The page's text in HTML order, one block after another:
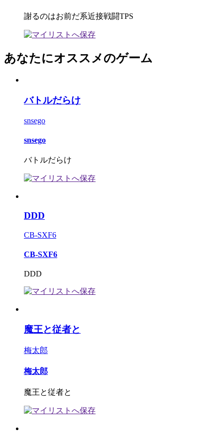
謝るのはお前だ系近接戦闘TPS
あなたにオススメのゲーム
バトルだらけ
snsego
snsego
バトルだらけ
DDD
CB-SXF6
CB-SXF6
DDD
魔王と従者と
梅太郎
梅太郎
魔王と従者と